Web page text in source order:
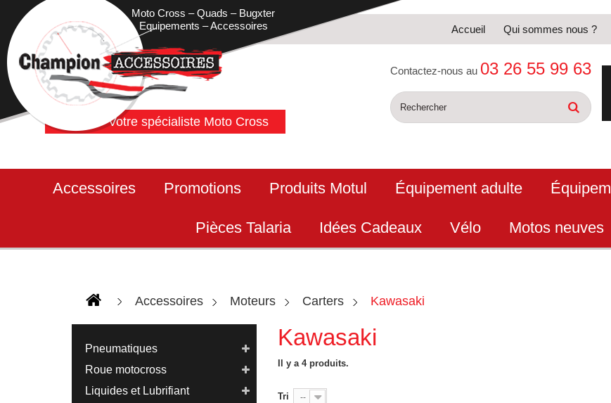
Accueil Qui sommes nous ?
Moto Cross – Quads – Bugxter
Equipements – Accessoires
Votre spécialiste Moto Cross
Contactez-nous au 03 26 55 99 63
Accessoires Promotions Produits Motul Équipement adulte
Pièces Talaria Idées Cadeaux Vélo Motos neuves
Accessoires Moteurs Carters Kawasaki
Kawasaki
Il y a 4 produits.
Tri --
Pneumatiques
Roue motocross
Liquides et Lubrifiant